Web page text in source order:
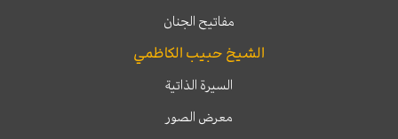
مفاتيح الجنان
الشيخ حبيب الكاظمي
السيرة الذاتية
معرض الصور